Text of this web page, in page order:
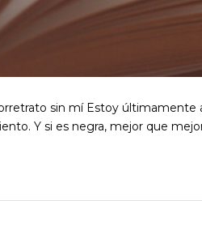
sin mí Estoy últimamente
Y si es negra, mejor que